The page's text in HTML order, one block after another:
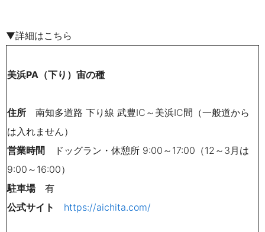
▼詳細はこちら
美浜PA（下り）宙の種
住所 南知多道路 下り線 武豊IC～美浜IC間（一般道から
は入れません）
営業時間
ドッグラン・休憩所 9:00～17:00（12～3月は
9:00～16:00）
駐車場有
公式サイト
https://aichita.com/